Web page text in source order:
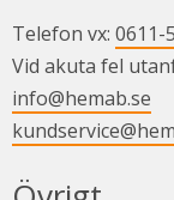
Telefon vx: 0611-
Vid akuta fel
info@hemab.se